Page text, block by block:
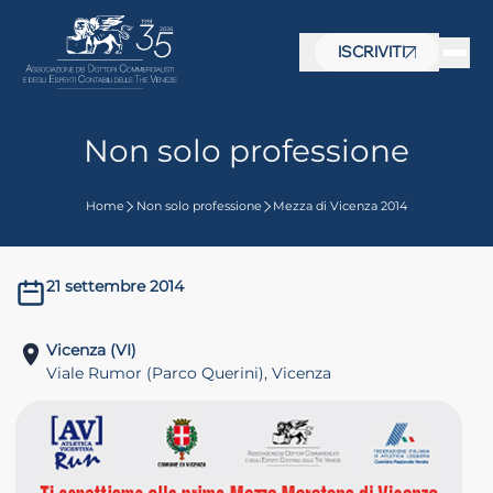
ISCRIVITI
Non solo professione
Home Non solo professione Mezza di Vicenza 2014
21 settembre 2014
Vicenza (VI)
Viale Rumor (Parco Querini), Vicenza